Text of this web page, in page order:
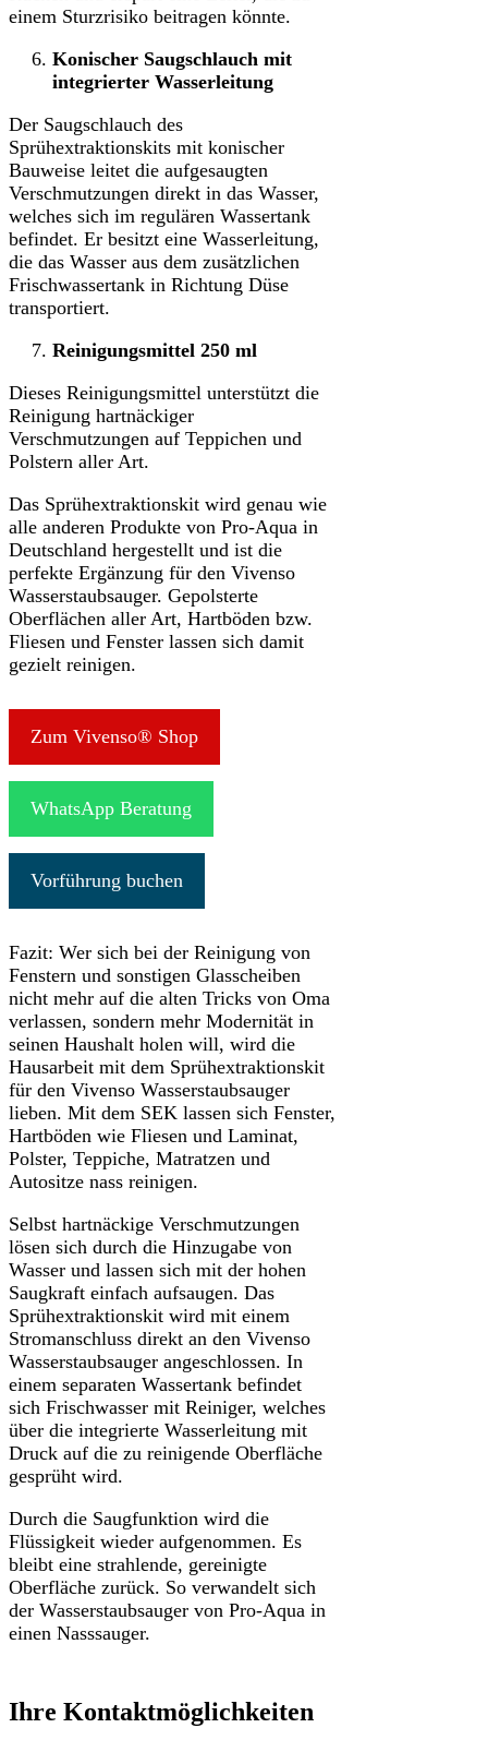
einem Sturzrisiko beitragen könnte.
Konischer Saugschlauch mit
integrierter Wasserleitung
Der Saugschlauch des
Sprühextraktionskits mit konischer
Bauweise leitet die aufgesaugten
Verschmutzungen direkt in das Wasser,
welches sich im regulären Wassertank
befindet. Er besitzt eine Wasserleitung,
die das Wasser aus dem zusätzlichen
Frischwassertank in Richtung Düse
transportiert.
Reinigungsmittel 250 ml
Dieses Reinigungsmittel unterstützt die
Reinigung hartnäckiger
Verschmutzungen auf Teppichen und
Polstern aller Art.
Das Sprühextraktionskit wird genau wie
alle anderen Produkte von Pro-Aqua in
Deutschland hergestellt und ist die
perfekte Ergänzung für den Vivenso
Wasserstaubsauger. Gepolsterte
Oberflächen aller Art, Hartböden bzw.
Fliesen und Fenster lassen sich damit
gezielt reinigen.
Zum Vivenso® Shop
WhatsApp Beratung
Vorführung buchen
Fazit: Wer sich bei der Reinigung von
Fenstern und sonstigen Glasscheiben
nicht mehr auf die alten Tricks von Oma
verlassen, sondern mehr Modernität in
seinen Haushalt holen will, wird die
Hausarbeit mit dem Sprühextraktionskit
für den Vivenso Wasserstaubsauger
lieben. Mit dem SEK lassen sich Fenster,
Hartböden wie Fliesen und Laminat,
Polster, Teppiche, Matratzen und
Autositze nass reinigen.
Selbst hartnäckige Verschmutzungen
lösen sich durch die Hinzugabe von
Wasser und lassen sich mit der hohen
Saugkraft einfach aufsaugen. Das
Sprühextraktionskit wird mit einem
Stromanschluss direkt an den Vivenso
Wasserstaubsauger angeschlossen. In
einem separaten Wassertank befindet
sich Frischwasser mit Reiniger, welches
über die integrierte Wasserleitung mit
Druck auf die zu reinigende Oberfläche
gesprüht wird.
Durch die Saugfunktion wird die
Flüssigkeit wieder aufgenommen. Es
bleibt eine strahlende, gereinigte
Oberfläche zurück. So verwandelt sich
der Wasserstaubsauger von Pro-Aqua in
einen Nasssauger.
Ihre Kontaktmöglichkeiten